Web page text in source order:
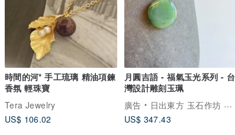
時間的河* 手工琉璃 精油項鍊
香氛 輕珠寶
Tera Jewelry
US$ 106.02
月圓吉語 - 福氣玉光系列 - 台
灣設計雕刻玉珮
廣告
日出東方 玉石作坊 Oriental Sunrise
US$ 347.43